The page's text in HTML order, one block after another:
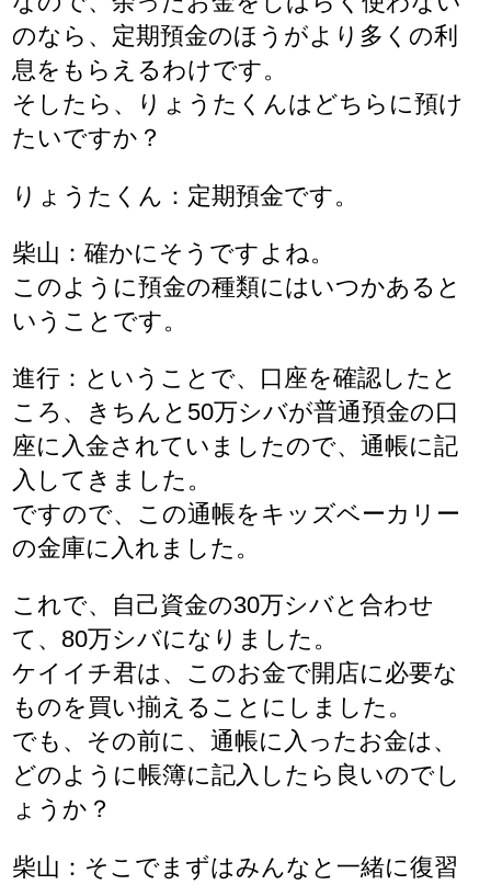
のなら、定期預金のほうがより多くの利
息をもらえるわけです。
そしたら、りょうたくんはどちらに預け
たいですか？
りょうたくん：定期預金です。
柴山：確かにそうですよね。
このように預金の種類にはいつかあると
いうことです。
進行：ということで、口座を確認したと
ころ、きちんと50万シバが普通預金の口
座に入金されていましたので、通帳に記
入してきました。
ですので、この通帳をキッズベーカリー
の金庫に入れました。
これで、自己資金の30万シバと合わせ
て、80万シバになりました。
ケイイチ君は、このお金で開店に必要な
ものを買い揃えることにしました。
でも、その前に、通帳に入ったお金は、
どのように帳簿に記入したら良いのでし
ょうか？
柴山：そこでまずはみんなと一緒に復習